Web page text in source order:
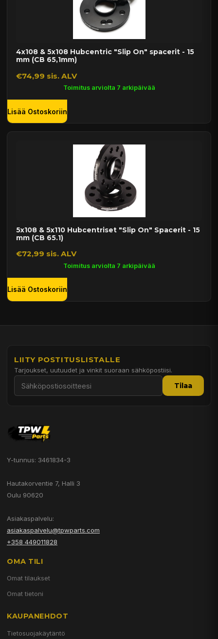
4x108 & 5x108 Hubcentric "Slip On" spacerit - 15
mm (CB 65,1mm)
€74,99 sis. ALV
Toimitus arviolta 7 arkipäivää
Lisää Ostoskoriin
5x108 & 5x110 Hubcentriset "Slip On" Spacerit - 15
mm (CB 65.1)
€72,99 sis. ALV
Toimitus arviolta 7 arkipäivää
Lisää Ostoskoriin
LIITY POSTITUSLISTALLE
Tarjoukset, uutuudet ja vinkit suoraan sähköpostiisi.
Tilaa
Y-tunnus: 3461834-3
Hautakorventie 7, Halli 3
Oulu 90620
Asiakaspalvelu:
asiakaspalvelu@tpwparts.com
+358 449011828
OMA TILI
Omat tilaukset
Omat tietoni
KAUPANEHDOT
Tietosuojakäytäntö